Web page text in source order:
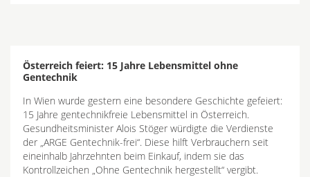
Österreich feiert: 15 Jahre Lebensmittel ohne
Gentechnik
In Wien wurde gestern eine besondere Geschichte gefeiert:
15 Jahre gentechnikfreie Lebensmittel in Österreich.
Gesundheitsminister Alois Stöger würdigte die Verdienste
der „ARGE Gentechnik-frei“. Diese hilft Verbrauchern seit
eineinhalb Jahrzehnten beim Einkauf, indem sie das
Kontrollzeichen „Ohne Gentechnik hergestellt“ vergibt.